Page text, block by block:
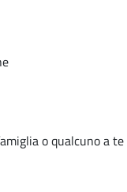
o qualcuno a